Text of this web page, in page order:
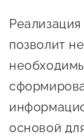
АвтоУСН
позволит
основой